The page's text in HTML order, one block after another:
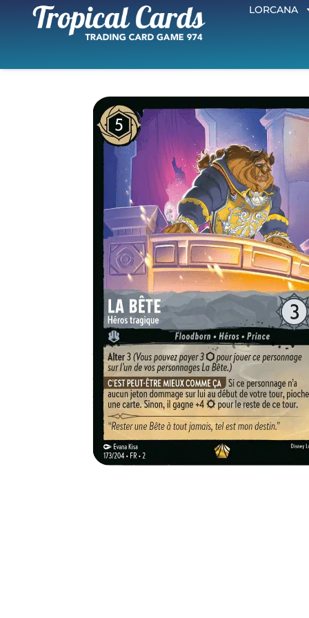
LORCANA